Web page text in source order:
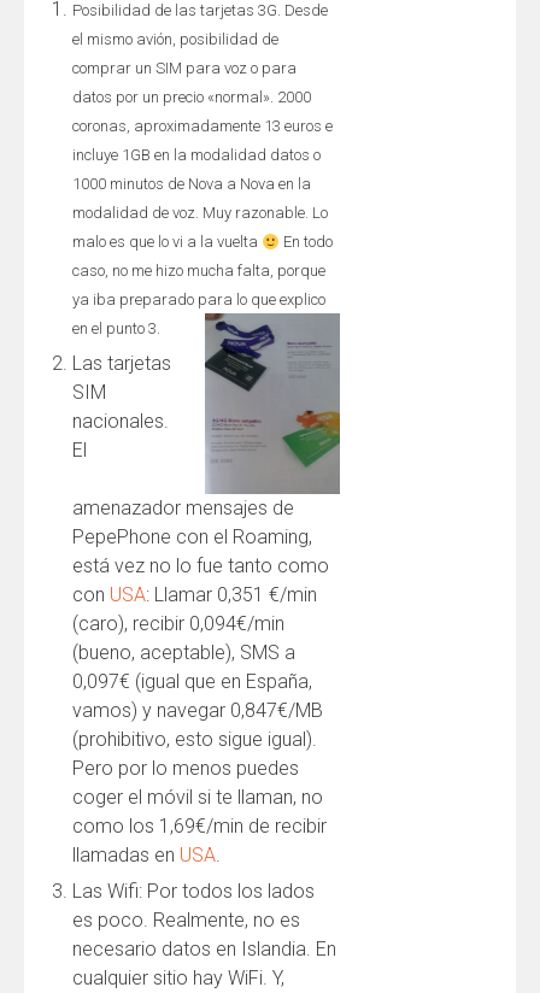
Posibilidad de las tarjetas 3G. Desde
el mismo avión, posibilidad de
comprar un SIM para voz o para
datos por un precio «normal». 2000
coronas, aproximadamente 13 euros e
incluye 1GB en la modalidad datos o
1000 minutos de Nova a Nova en la
modalidad de voz. Muy razonable. Lo
malo es que lo vi a la vuelta
En todo
caso, no me hizo mucha falta, porque
ya iba preparado para lo que explico
en el punto 3.
Las tarjetas
SIM
nacionales.
El
amenazador mensajes de
PepePhone con el Roaming,
está vez no lo fue tanto como
con USA: Llamar 0,351 €/min
(caro), recibir 0,094€/min
(bueno, aceptable), SMS a
0,097€ (igual que en España,
vamos) y navegar 0,847€/MB
(prohibitivo, esto sigue igual).
Pero por lo menos puedes
coger el móvil si te llaman, no
como los 1,69€/min de recibir
llamadas en USA
Las Wifi: Por todos los lados
es poco. Realmente, no es
necesario datos en Islandia. En
cualquier sitio hay WiFi. Y,